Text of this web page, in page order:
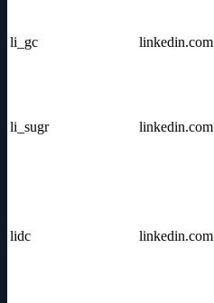
li_gc linkedin.com
li_sugr linkedin.com
lidc linkedin.com